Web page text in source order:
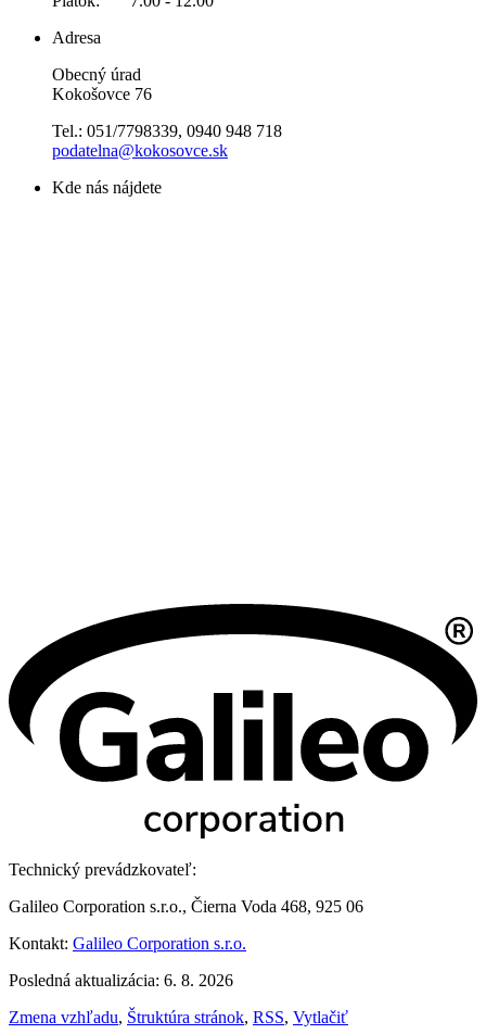
Adresa
Obecný úrad
Kokošovce 76
Tel.: 051/7798339, 0940 948 718
podatelna@kokosovce.sk
Kde nás nájdete
Technický prevádzkovateľ:
Galileo Corporation s.r.o., Čierna Voda 468, 925 06
Kontakt: Galileo Corporation s.r.o.
Posledná aktualizácia: 6. 8. 2026
Zmena vzhľadu, Štruktúra stránok, RSS, Vytlačiť